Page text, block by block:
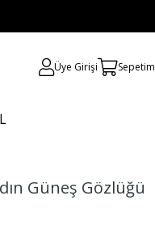
Üye Girişi Sepetim
Güneş Gözlüğü